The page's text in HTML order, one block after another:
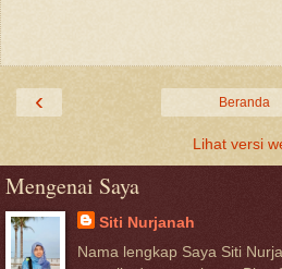
‹ Beranda
Lihat versi
Mengenai Saya
Siti Nurjanah
Nama lengkap Saya Siti